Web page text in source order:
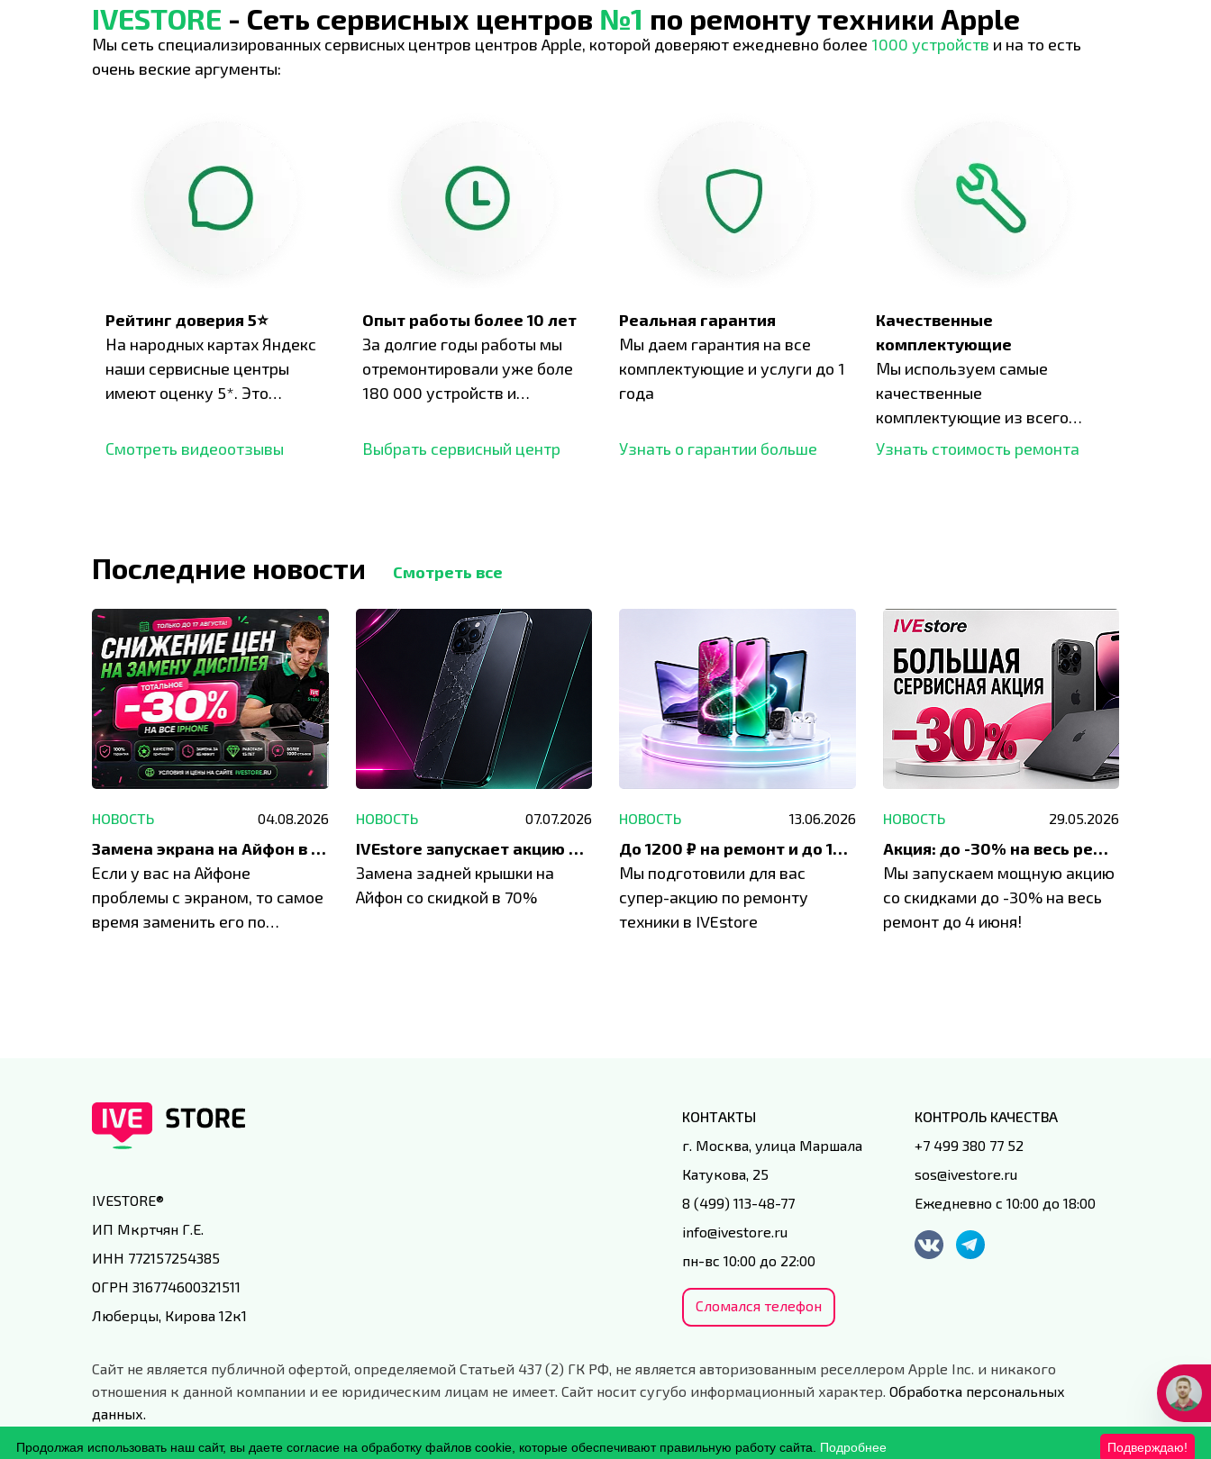
IVESTORE - Сеть сервисных центров №1 по ремонту техники Apple
Мы сеть специализированных сервисных центров центров Apple, которой доверяют ежедневно более 1000 устройств и на то есть
очень веские аргументы:
Рейтинг доверия 5⭐
На народных картах Яндекс
наши сервисные центры
имеют оценку 5*. Это
отзывов,
Смотреть видеоотзывы
Опыт работы более 10 лет
За долгие годы работы мы
отремонтировали уже боле
180 000 устройств и
опыт.
Выбрать сервисный центр
Реальная гарантия
Мы даем гарантия на все
комплектующие и услуги до 1
года
Узнать о гарантии больше
Качественные
комплектующие
Мы используем самые
качественные
комплектующие из всего
рынка и используем самое
Узнать стоимость ремонта
Последние новости Смотреть все
НОВОСТЬ 04.08.2026
Замена экрана на Айфон в Москве и Балашихе
Если у вас на Айфоне
проблемы с экраном, то самое
время заменить его по
НОВОСТЬ 07.07.2026
IVEstore запускает акцию на замену заднего стекла
Замена задней крышки на
Айфон со скидкой в 70%
НОВОСТЬ 13.06.2026
До 1200 ₽ на ремонт и до 1500 ₽ на покупку техники Apple
Мы подготовили для вас
супер-акцию по ремонту
техники в IVEstore
НОВОСТЬ 29.05.2026
Акция: до -30% на весь ремонт техники Apple
Мы запускаем мощную акцию
со скидками до -30% на весь
ремонт до 4 июня!
IVESTORE®
ИП Мкртчян Г.Е.
ИНН 772157254385
ОГРН 316774600321511
Люберцы, Кирова 12к1
КОНТАКТЫ
г. Москва, улица Маршала
Катукова, 25
8 (499) 113-48-77
info@ivestore.ru
пн-вс 10:00 до 22:00
Сломался телефон
КОНТРОЛЬ КАЧЕСТВА
+7 499 380 77 52
sos@ivestore.ru
Ежедневно с 10:00 до 18:00
Сайт не является публичной офертой, определяемой Статьей 437 (2) ГК РФ, не является авторизованным реселлером Apple Inc. и никакого
отношения к данной компании и ее юридическим лицам не имеет. Сайт носит сугубо информационный характер. Обработка персональных
данных.
Подверждаю!
Продолжая использовать наш сайт, вы даете согласие на обработку файлов cookie, которые обеспечивают правильную работу сайта. Подробнее